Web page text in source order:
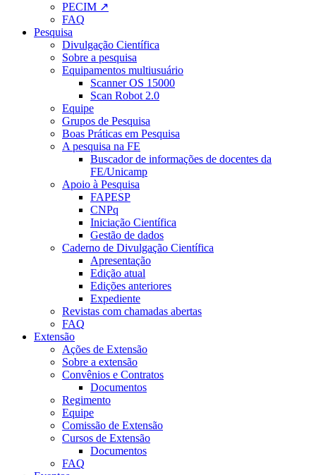
PECIM ↗
FAQ
Pesquisa
Divulgação Científica
Sobre a pesquisa
Equipamentos multiusuário
Scanner OS 15000
Scan Robot 2.0
Equipe
Grupos de Pesquisa
Boas Práticas em Pesquisa
A pesquisa na FE
Buscador de informações de docentes da
FE/Unicamp
Apoio à Pesquisa
FAPESP
CNPq
Iniciação Científica
Gestão de dados
Caderno de Divulgação Científica
Apresentação
Edição atual
Edições anteriores
Expediente
Revistas com chamadas abertas
FAQ
Extensão
Ações de Extensão
Sobre a extensão
Convênios e Contratos
Documentos
Regimento
Equipe
Comissão de Extensão
Cursos de Extensão
Documentos
FAQ